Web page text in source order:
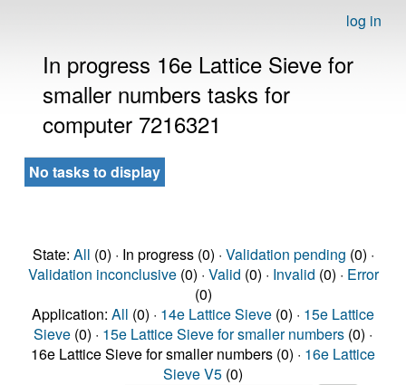
log in
In progress 16e Lattice Sieve for
smaller numbers tasks for
computer 7216321
No tasks to display
State: All (0) · In progress (0) · Validation pending (0) ·
Validation inconclusive(0) · Valid (0) · Invalid (0) · Error
(0)
Application: All (0) · 14e Lattice Sieve (0) · 15e Lattice
Sieve (0) · 15e Lattice Sieve for smaller numbers (0) ·
16e Lattice Sieve for smaller numbers (0) · 16e Lattice
Sieve V5 (0)